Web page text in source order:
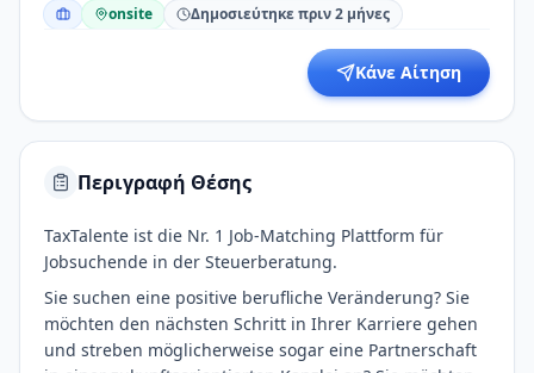
onsite Δημοσιεύτηκε πριν 2 μήνες
Κάνε Αίτηση
Περιγραφή Θέσης
TaxTalente ist die Nr. 1 Job-Matching Plattform für
Jobsuchende in der Steuerberatung.
Sie suchen eine positive berufliche Veränderung? Sie
möchten den nächsten Schritt in Ihrer Karriere gehen
und streben möglicherweise sogar eine Partnerschaft